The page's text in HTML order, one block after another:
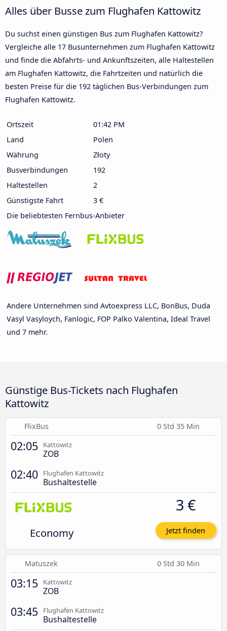
Alles über Busse zum Flughafen Kattowitz
Du suchst einen günstigen Bus zum Flughafen Kattowitz?
Vergleiche alle 17 Busunternehmen zum Flughafen Kattowitz
und finde die Abfahrts- und Ankunftszeiten, alle Haltestellen
am Flughafen Kattowitz, die Fahrtzeiten und natürlich die
besten Preise für die 192 täglichen Bus-Verbindungen zum
Flughafen Kattowitz.
Ortszeit
01:42 PM
Land
Polen
Währung
Złoty
Busverbindungen
192
Haltestellen
2
Günstigste Fahrt
3 €
Die beliebtesten Fernbus-Anbieter
Andere Unternehmen sind Avtoexpress LLC, BonBus, Duda
Vasyl Vasyloych, Fanlogic, FOP Palko Valentina, Ideal Travel
und 7 mehr.
Günstige Bus-Tickets nach Flughafen
Kattowitz
FlixBus 0 Std 35 Min
02:05 Kattowitz
ZOB
02:40 Flughafen Kattowitz
Bushaltestelle
Economy
3 €
Jetzt finden
Matuszek 0 Std 30 Min
03:15 Kattowitz
ZOB
03:45 Flughafen Kattowitz
Bushaltestelle